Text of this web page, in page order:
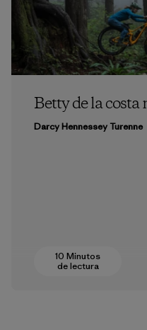
Betty de la costa
Darcy Hennessey Turenne
10 Minutos
de lectura